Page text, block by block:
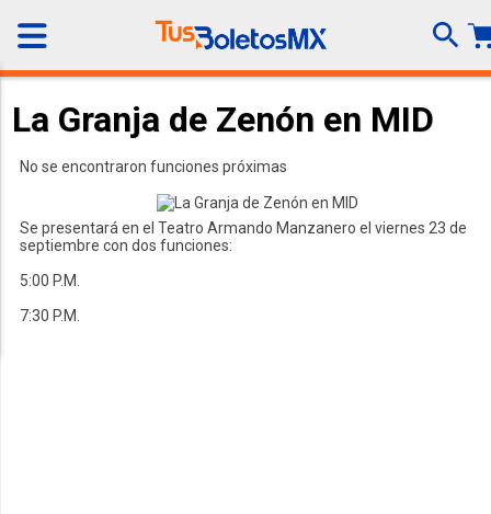
La Granja de Zenón en MID
No se encontraron funciones próximas
Se presentará en el Teatro Armando Manzanero el viernes 23 de
septiembre con dos funciones:
5:00 P.M.
7:30 P.M.